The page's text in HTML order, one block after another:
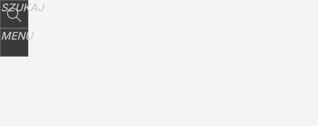
SZUKAJ
MENU